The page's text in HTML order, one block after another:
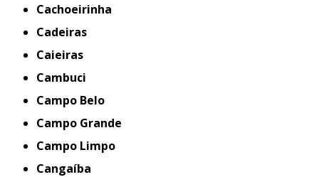
Cachoeirinha
Cadeiras
Caieiras
Cambuci
Campo Belo
Campo Grande
Campo Limpo
Cangaíba